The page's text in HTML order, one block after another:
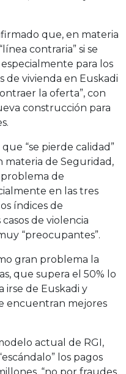
que, en materia
contraria” si se
para los
de vivienda en Euskadi
la oferta”, con
construcción para
“se pierde calidad”
materia de Seguridad,
de
en las tres
índices de
de violencia
“preocupantes”.
gran problema la
que supera el 50% lo
irse de Euskadi y
encuentran mejores
actual de RGI,
los pagos